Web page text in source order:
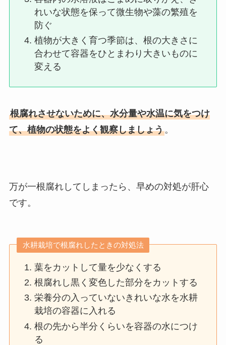
れいな状態を保って微生物や藻の繁殖を
防ぐ
植物が大きく育つ季節は、根の大きさに
合わせて容器をひとまわり大きいものに
変える
根腐れさせないために、水分量や水温に気をつけ
て、植物の状態をよく観察しましょう。
万が一根腐れしてしまったら、早めの対処が肝心
です。
水耕栽培で根腐れしたときの対処法
葉をカットして量を少なくする
根腐れし黒く変色した部分をカットする
栄養分の入っていないきれいな水を水耕
栽培の容器に入れる
根の先から半分くらいを容器の水につけ
る